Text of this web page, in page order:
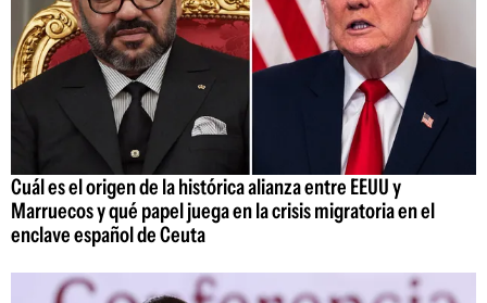
Cuál es el origen de la histórica alianza entre EEUU y
Marruecos y qué papel juega en la crisis migratoria en el
enclave español de Ceuta